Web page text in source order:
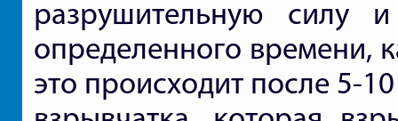
разрушительную силу
определенного времени,
это происходит после 5-